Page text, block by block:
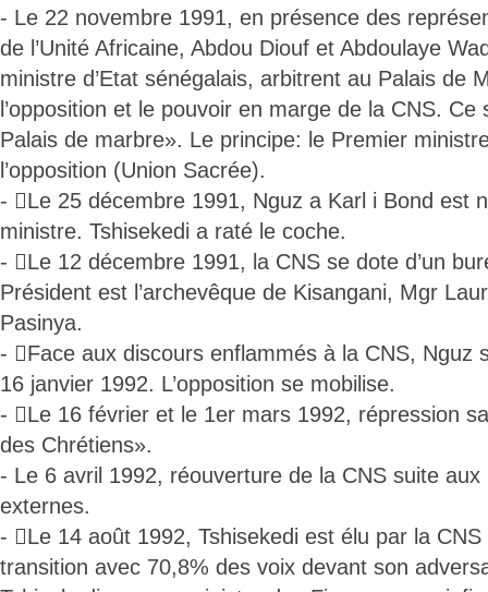
- Le 22 novembre 1991, en présence des
de l’Unité Africaine, Abdou Diouf et Abdoulaye
ministre d’Etat sénégalais, arbitrent au Palais de
l’opposition et le pouvoir en marge de la CNS.
Palais de marbre». Le principe: le Premier
l’opposition (Union Sacrée).
- Le 25 décembre 1991, Nguz a Karl i Bond est
ministre. Tshisekedi a raté le coche.
- Le 12 décembre 1991, la CNS se dote d’un
Président est l’archevêque de Kisangani, Mgr
Pasinya.
- Face aux discours enflammés à la CNS, Nguz
16 janvier 1992. L’opposition se mobilise.
- Le 16 février et le 1er mars 1992, répression
des Chrétiens».
- Le 6 avril 1992, réouverture de la CNS suite
externes.
- Le 14 août 1992, Tshisekedi est élu par la
transition avec 70,8% des voix devant son